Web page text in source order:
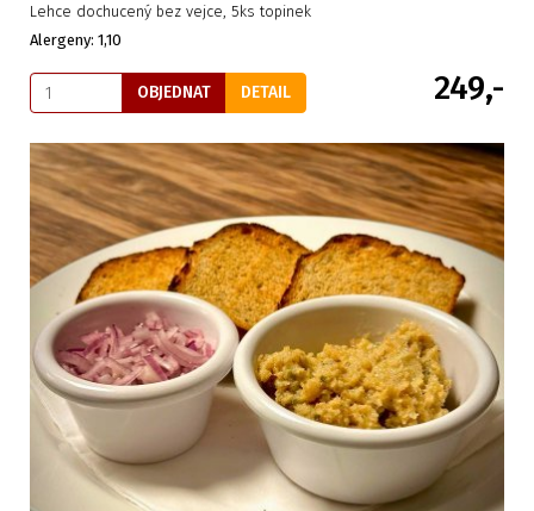
Lehce dochucený bez vejce, 5ks topinek
Alergeny: 1,10
OBJEDNAT DETAIL 249,-